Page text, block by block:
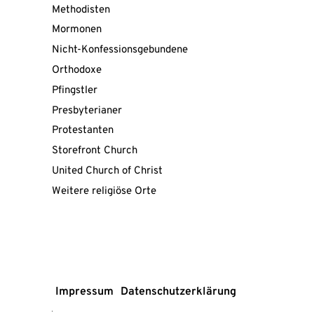
Methodisten
Mormonen
Nicht-Konfessionsgebundene
Orthodoxe
Pfingstler
Presbyterianer
Protestanten
Storefront Church
United Church of Christ
Weitere religiöse Orte
Impressum Datenschutzerklärung
dem
von